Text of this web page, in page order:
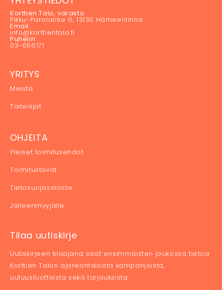
Korttien Talo, varasto
Pikku-Parolantie 6, 13130 Hämeenlinna
Email:
info@korttientalo.fi
Puhelin:
03-656171
YRITYS
Meistä
Taiteilijat
OHJEITA
Yleiset toimitusehdot
Toimitustavat
Tietosuojaseloste
Jälleenmyyjälle
Tilaa uutiskirje
Uutiskirjeen tilaajana saat ensimmäisten joukossa tietoa
Korttien Talon ajankohtaisista kampanjoista,
uutuustuotteista sekä tarjouksista.